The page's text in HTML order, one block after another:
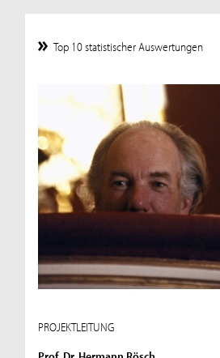
Top 10 statistischer Auswertungen
PROJEKTLEITUNG